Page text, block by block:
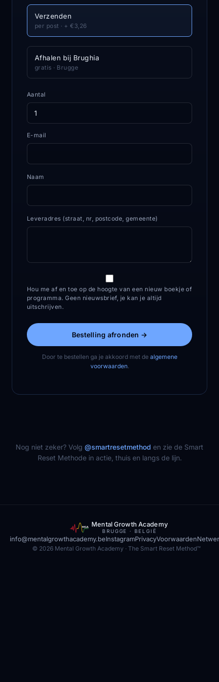
Verzenden
per post · + €3,26
Afhalen bij Brughia
gratis · Brugge
Aantal
E-mail
Naam
Leveradres (straat, nr, postcode, gemeente)
Hou me af en toe op de hoogte van een nieuw boekje of
programma. Geen nieuwsbrief, je kan je altijd
uitschrijven.
Bestelling afronden →
Door te bestellen ga je akkoord met de algemene
voorwaarden.
Nog niet zeker? Volg @smartresetmethod en zie de Smart
Reset Methode in actie, thuis en langs de lijn.
Mental Growth Academy
BRUGGE · BELGIË
info@mentalgrowthacademy.beInstagramPrivacyVoorwaarden
© 2026 Mental Growth Academy · The Smart Reset Method™